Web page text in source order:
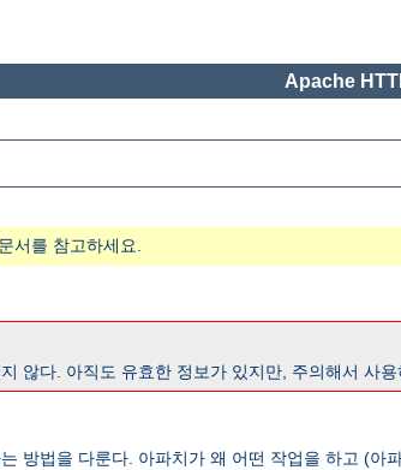
Apache
서를 참고하세요.
않다. 아직도 유효한 정보가 있지만, 주의해서 사
방법을 다룬다. 아파치가 왜 어떤 작업을 하고 (